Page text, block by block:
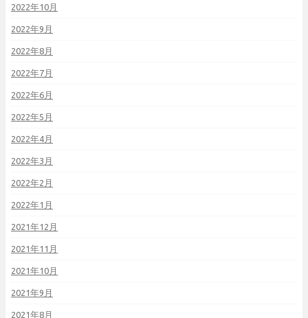
2022年10月
2022年9月
2022年8月
2022年7月
2022年6月
2022年5月
2022年4月
2022年3月
2022年2月
2022年1月
2021年12月
2021年11月
2021年10月
2021年9月
2021年8月